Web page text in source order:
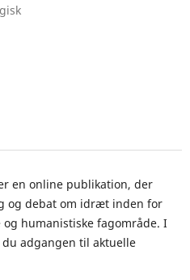
en online publikation, der
og debat om idræt inden for
humanistiske fagområde. I
adgangen til aktuelle